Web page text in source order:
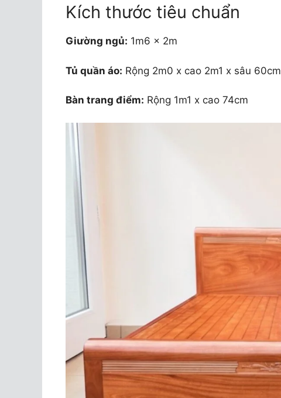
Kích thước tiêu chuẩn
Giường ngủ: 1m6 x 2m
Tủ quần áo: Rộng 2m0 x cao 2m1 x sâu 60cm
Bàn trang điểm: Rộng 1m1 x cao 74cm